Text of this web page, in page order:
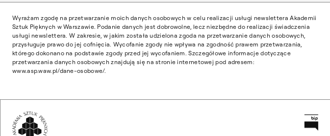
Wyrażam zgodę na przetwarzanie moich danych osobowych w celu realizacji usługi newslettera Akademii
Sztuk Pięknych w Warszawie. Podanie danych jest dobrowolne, lecz niezbędne do realizacji świadczenia
usługi newslettera. W zakresie, w jakim została udzielona zgoda na przetwarzanie danych osobowych,
przysługuje prawo do jej cofnięcia. Wycofanie zgody nie wpływa na zgodność prawem przetwarzania,
którego dokonano na podstawie zgody przed jej wycofaniem. Szczegółowe informacje dotyczące
przetwarzania danych osobowych znajdują się na stronie internetowej pod adresem:
www.asp.waw.pl/dane-osobowe/.